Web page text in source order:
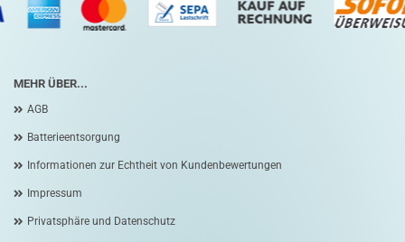
MEHR ÜBER...
AGB
Batterieentsorgung
Informationen zur Echtheit von Kundenbewertungen
Impressum
Privatsphäre und Datenschutz